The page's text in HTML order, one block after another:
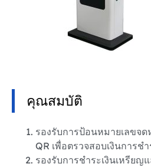
คุณสมบัติ
รองรับการป้อนหมายเลขจ
QR เพื่อตรวจสอบเงินการชำ
รองรับการชำระเงินเหรียญ